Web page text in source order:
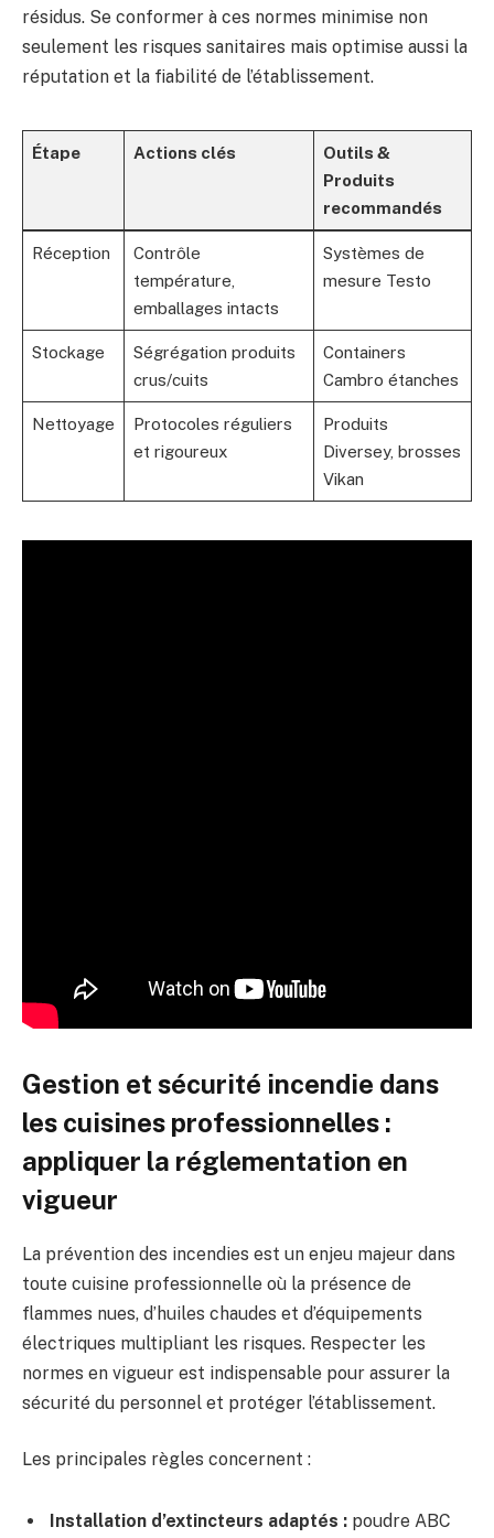
résidus. Se conformer à ces normes minimise non
seulement les risques sanitaires mais optimise aussi la
réputation et la fiabilité de l’établissement.
Étape Actions clés
Outils &
Produits
recommandés
Réception
Contrôle
température,
emballages intacts
Systèmes de
mesure Testo
Stockage
Ségrégation produits
crus/cuits
Containers
Cambro étanches
Nettoyage
Protocoles réguliers
et rigoureux
Produits
Diversey, brosses
Vikan
Gestion et sécurité incendie dans
les cuisines professionnelles :
appliquer la réglementation en
vigueur
La prévention des incendies est un enjeu majeur dans
toute cuisine professionnelle où la présence de
flammes nues, d’huiles chaudes et d’équipements
électriques multipliant les risques. Respecter les
normes en vigueur est indispensable pour assurer la
sécurité du personnel et protéger l’établissement.
Les principales règles concernent :
Installation d’extincteurs adaptés : poudre ABC